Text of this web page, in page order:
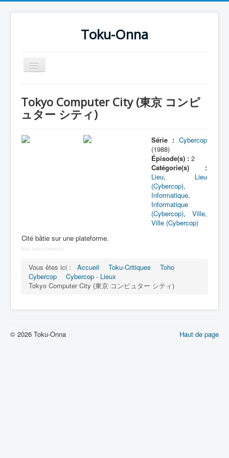
Toku-Onna
Basculer
la
Toku-Actrices
Séries
Dennô keisatsu Cybercop (電脳 警
察 サイバーコップ) = Police
cerveau électronique Cybercop
Mechas
Tokyo Computer City (東京 コンピ
ュター シティ)
Série : Cybercop
(1988)
Épisode(s) :2
Catégorie(s) :
Lieu, Lieu
(Cybercop),
Informatique,
Informatique
(Cybercop), Ville,
Ville (Cybercop)
Cité bâtie sur une plateforme.
More Joomla Extensions
Vous êtes ici : Accueil Toku-Critiques
Toho
Cybercop
Cybercop - Lieux
Tokyo Computer City (東京 コンピュター シティ)
Haut de page
© 2026 Toku-Onna